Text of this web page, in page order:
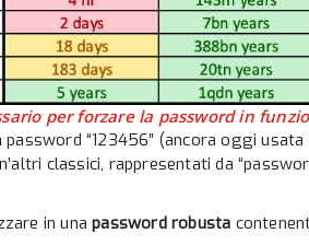
per forzare la password in
password “123456” (ancora oggi
classici, rappresentati da
in unapassword robusta